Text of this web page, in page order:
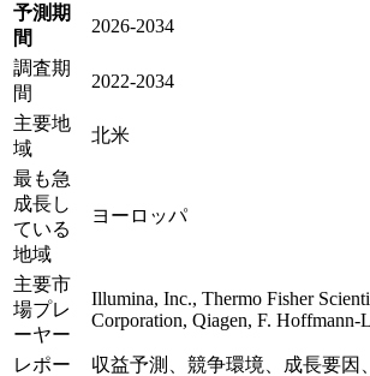
予測期
間
2026-2034
調査期
間
2022-2034
主要地
域
北米
最も急
成長し
ている
地域
ヨーロッパ
主要市
場プレ
ーヤー
Illumina, Inc., Thermo Fisher
Corporation, Qiagen, F. Hoffmann-
レポー
収益予測、競争環境、成長要因